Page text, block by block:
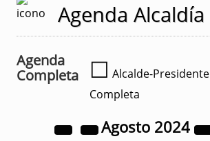
Agenda Alcaldía
Agenda
Completa
☐ Alcalde-Presidente
Completa
Agosto 2024